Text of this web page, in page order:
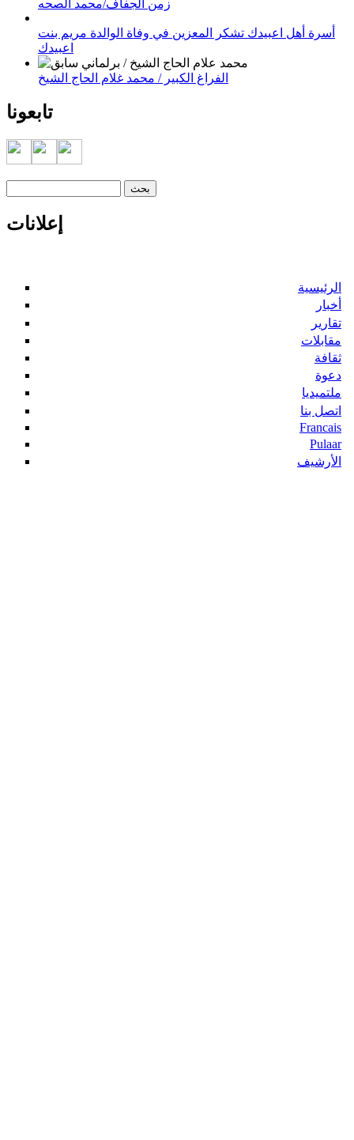
زمن الجفاف/محمد الصحه
أسرة أهل اعبيدك تشكر المعزين في وفاة الوالدة مريم بنت
اعبيدك
الفراغ الكبير / محمد غلام الحاج الشيخ
تابعونا
إعلانات
الرئيسية
أخبار
تقارير
مقابلات
ثقافة
دعوة
ملتميديا
اتصل بنا
Francais
Pulaar
الأرشيف